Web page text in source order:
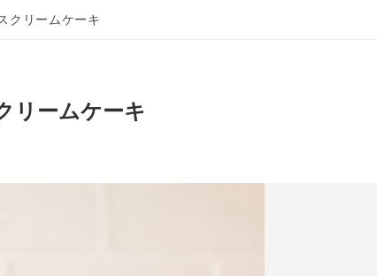
クリームケーキ
リームケーキ